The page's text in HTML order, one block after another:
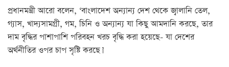
প্রধানমন্ত্রী আরো বলেন, ‘বাংলাদেশ অন্যান্য দেশ থেকে জ্বালানি তেল,
গ্যাস, খাদ্যসামগ্রী, গম, চিনি ও অন্যান্য যা কিছু আমদানি করছে, তার
দাম বৃদ্ধির পাশাপাশি পরিবহন খরচ বৃদ্ধি করা হয়েছে- যা দেশের
অর্থনীতির ওপর চাপ সৃষ্টি করছে।’